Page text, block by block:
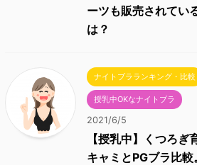
ーツも販売されてい
は？
ナイトブラランキング・比較
授乳中OKなナイトブラ
2021/6/5
【授乳中】くつろぎ
キャミとPGブラ比較